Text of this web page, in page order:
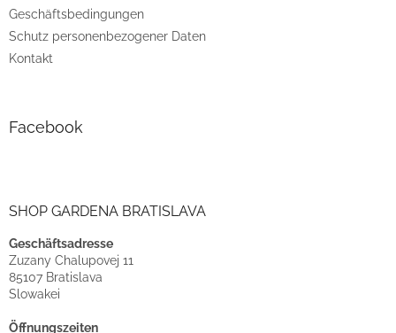
Geschäftsbedingungen
Schutz personenbezogener Daten
Kontakt
Facebook
SHOP GARDENA BRATISLAVA
Geschäftsadresse
Zuzany Chalupovej 11
85107 Bratislava
Slowakei
Öffnungszeiten